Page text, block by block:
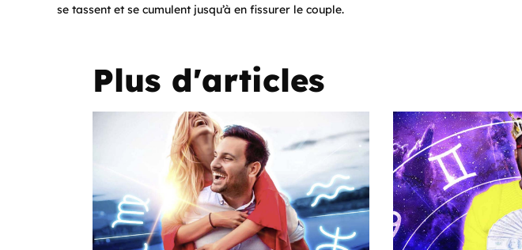
se tassent et se cumulent jusqu’à en fissurer le couple.
Plus d'articles